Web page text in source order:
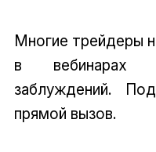
Многие трейдеры
в вебинарах
заблуждений.
прямой вызов.